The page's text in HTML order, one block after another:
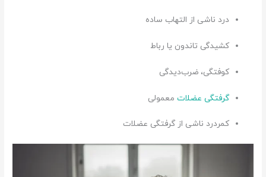
درد ناشی از التهاب ساده
کشیدگی تاندون یا رباط
کوفتگی، ضرب‌دیدگی
گرفتگی عضلات معمولی
کمردرد ناشی از گرفتگی عضلات